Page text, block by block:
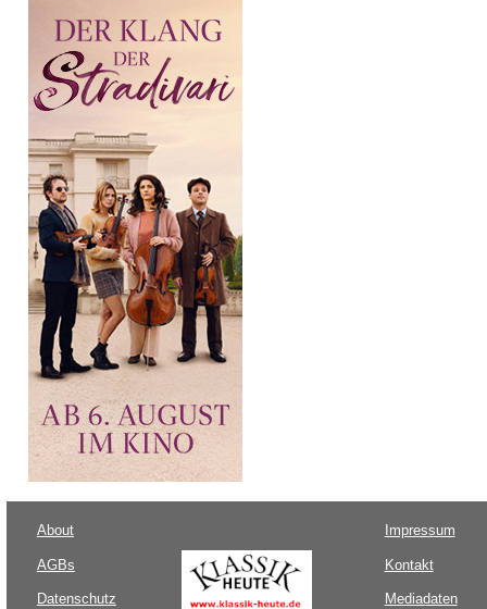
About
AGBs
Datenschutz
Impressum
Kontakt
Mediadaten